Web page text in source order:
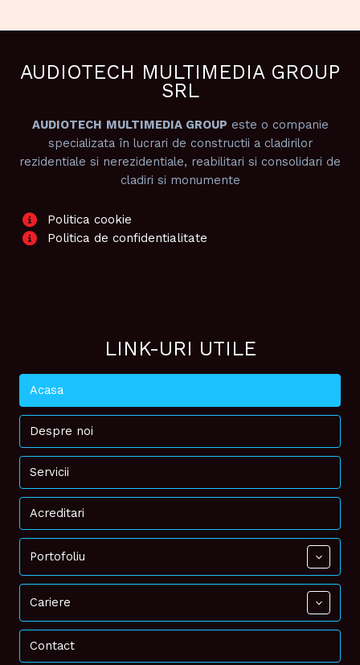
AUDIOTECH MULTIMEDIA GROUP
SRL
AUDIOTECH MULTIMEDIA GROUP este o companie
specializata în lucrari de constructii a cladirilor
rezidentiale si nerezidentiale, reabilitari si consolidari de
cladiri si monumente
Politica cookie
Politica de confidentialitate
LINK-URI UTILE
Acasa
Despre noi
Servicii
Acreditari
Portofoliu
Cariere
Contact